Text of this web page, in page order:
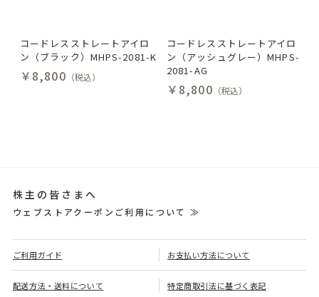
コードレスストレートアイロ
ン（ブラック）MHPS-2081-K
￥8,800 （税込）
コードレスストレートアイロ
ン（アッシュグレー）MHPS-
2081-AG
￥8,800 （税込）
株主の皆さまへ
ウェブストアクーポンご利用について ≫
ご利用ガイド お支払い方法について
配送方法・送料について 特定商取引法に基づく表記